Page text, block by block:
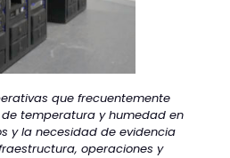
que frecuentemente
temperatura y humedad en
y la necesidad de evidencia
operaciones y